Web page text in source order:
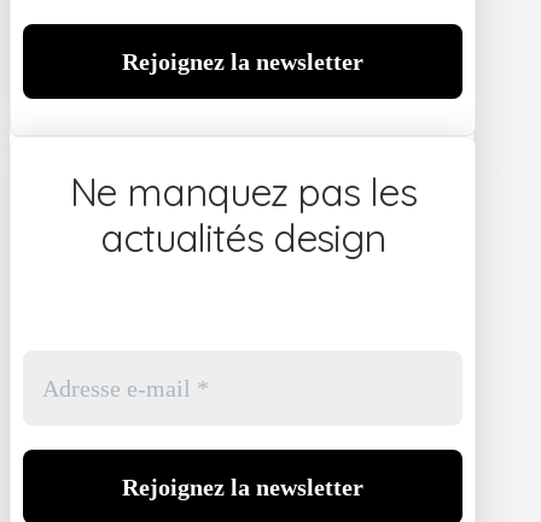
Ne manquez pas les
actualités design